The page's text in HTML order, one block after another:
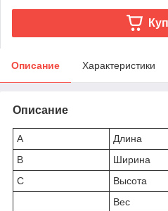
Описание Характеристики
Описание
A Длина
B
Ширина
C
Высота
Вес